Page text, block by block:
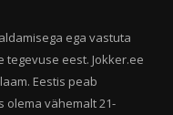
ega vastuta
eest. Jokker.ee
Eestis peab
olema vähemalt 21-